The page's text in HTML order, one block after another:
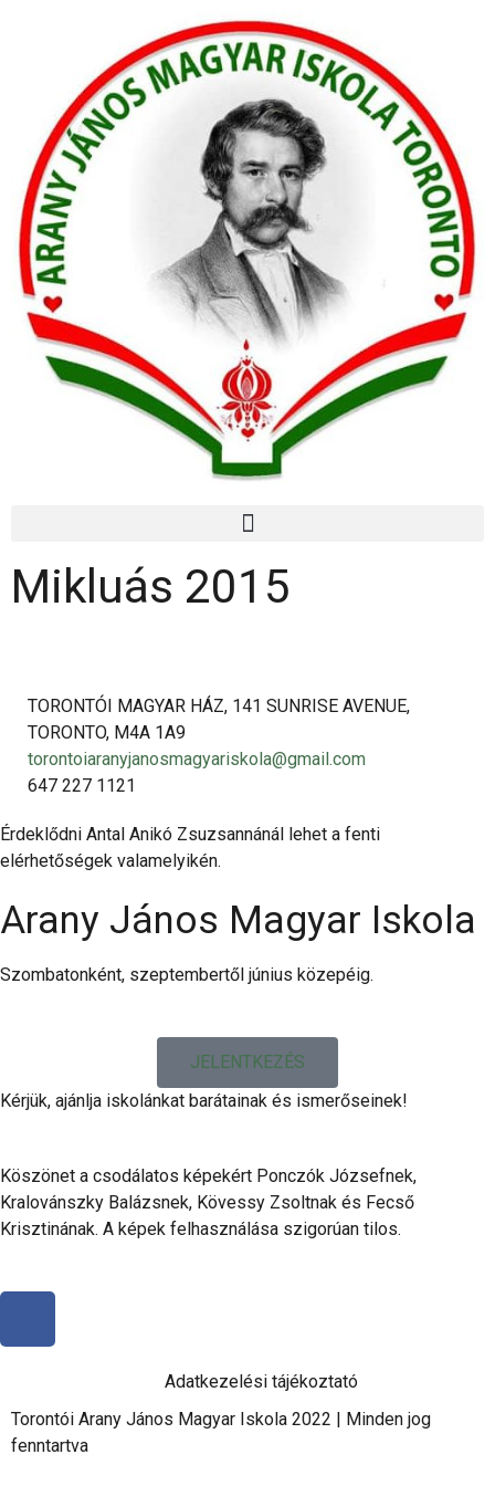
Mikluás 2015
TORONTÓI MAGYAR HÁZ, 141 SUNRISE AVENUE,
TORONTO, M4A 1A9
torontoiaranyjanosmagyariskola@gmail.com
647 227 1121
Érdeklődni Antal Anikó Zsuzsannánál lehet a fenti
elérhetőségek valamelyikén.
Arany János Magyar Iskola
Szombatonként, szeptembertől június közepéig.
JELENTKEZÉS
Kérjük, ajánlja iskolánkat barátainak és ismerőseinek!
Köszönet a csodálatos képekért Ponczók Józsefnek,
Kralovánszky Balázsnek, Kövessy Zsoltnak és Fecső
Krisztinának. A képek felhasználása szigorúan tilos.
Adatkezelési tájékoztató
Torontói Arany János Magyar Iskola 2022 | Minden jog
fenntartva